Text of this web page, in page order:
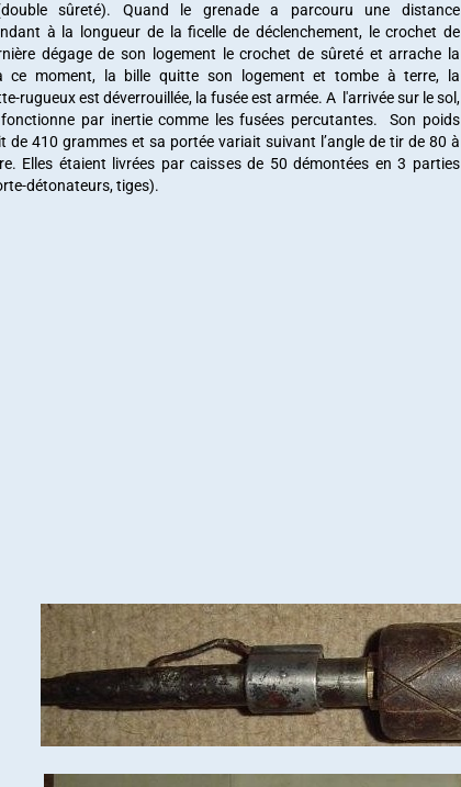
sûreté). Quand le grenade a parcouru une distance
à la longueur de la ficelle de déclenchement, le crochet de
dégage de son logement le crochet de sûreté et arrache la
ce moment, la bille quitte son logement et tombe à terre, la
rugueux est déverrouillée, la fusée est armée. A l'arrivée sur le sol,
fonctionne par inertie comme les fusées percutantes. Son poids
de 410 grammes et sa portée variait suivant l’angle de tir de 80 à
Elles étaient livrées par caisses de 50 démontées en 3 parties
détonateurs, tiges).